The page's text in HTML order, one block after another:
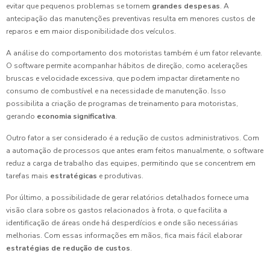
evitar que pequenos problemas se tornem grandes despesas. A
antecipação das manutenções preventivas resulta em menores custos de
reparos e em maior disponibilidade dos veículos.
A análise do comportamento dos motoristas também é um fator relevante.
O software permite acompanhar hábitos de direção, como acelerações
bruscas e velocidade excessiva, que podem impactar diretamente no
consumo de combustível e na necessidade de manutenção. Isso
possibilita a criação de programas de treinamento para motoristas,
gerando economia significativa.
Outro fator a ser considerado é a redução de custos administrativos. Com
a automação de processos que antes eram feitos manualmente, o software
reduz a carga de trabalho das equipes, permitindo que se concentrem em
tarefas mais estratégicas e produtivas.
Por último, a possibilidade de gerar relatórios detalhados fornece uma
visão clara sobre os gastos relacionados à frota, o que facilita a
identificação de áreas onde há desperdícios e onde são necessárias
melhorias. Com essas informações em mãos, fica mais fácil elaborar
estratégias de redução de custos.